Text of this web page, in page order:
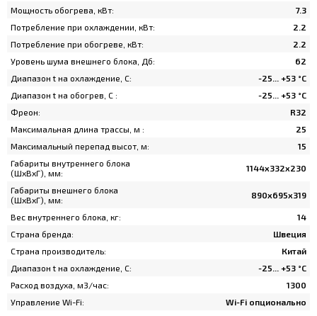
Мощность обогрева, кВт:
7.3
Потребление при охлаждении, кВт:
2.2
Потребление при обогреве, кВт:
2.2
Уровень шума внешнего блока, Дб:
62
Диапазон t на охлаждение, C:
-25... +53 °С
Диапазон t на обогрев, C :
-25... +53 °С
Фреон:
R32
Максимальная длина трассы, м :
25
Максимальный перепад высот, м:
15
Габариты внутреннего блока
(ШхВхГ), мм:
1144х332х230
Габариты внешнего блока
(ШхВхГ), мм:
890х695х319
Вес внутреннего блока, кг:
14
Страна бренда:
Швеция
Страна производитель:
Китай
Диапазон t на охлаждение, C:
-25... +53 °С
Расход воздуха, м3/час:
1300
Управление Wi-Fi:
Wi-Fi опционально